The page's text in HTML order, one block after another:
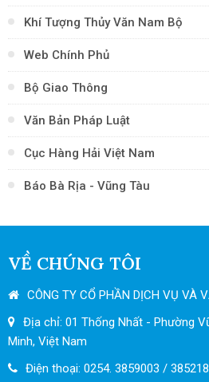
Khí Tượng Thủy Văn Nam Bộ
Web Chính Phủ
Bộ Giao Thông
Văn Bản Pháp Luật
Cục Hàng Hải Việt Nam
Báo Bà Rịa - Vũng Tàu
VỀ CHÚNG TÔI
CÔNG TY CỔ PHẦN DỊCH VỤ VÀ
Địa chỉ: 01 Thống Nhất - Phường
Minh, Việt Nam
Điện thoại: 0254. 3859003 /